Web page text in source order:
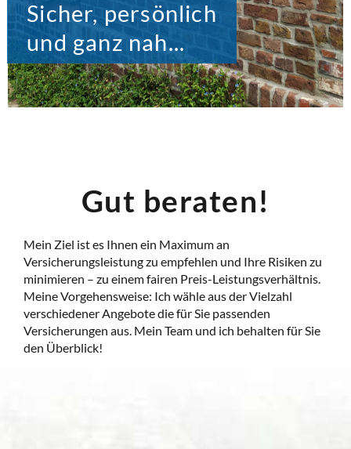
Sicher, persönlich
und ganz nah...
Gut beraten!
Mein Ziel ist es Ihnen ein Maximum an
Versicherungsleistung zu empfehlen und Ihre Risiken zu
minimieren – zu einem fairen Preis-Leistungsverhältnis.
Meine Vorgehensweise: Ich wähle aus der Vielzahl
verschiedener Angebote die für Sie passenden
Versicherungen aus. Mein Team und ich behalten für Sie
den Überblick!